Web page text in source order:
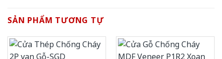
SẢN PHẨM TƯƠNG TỰ